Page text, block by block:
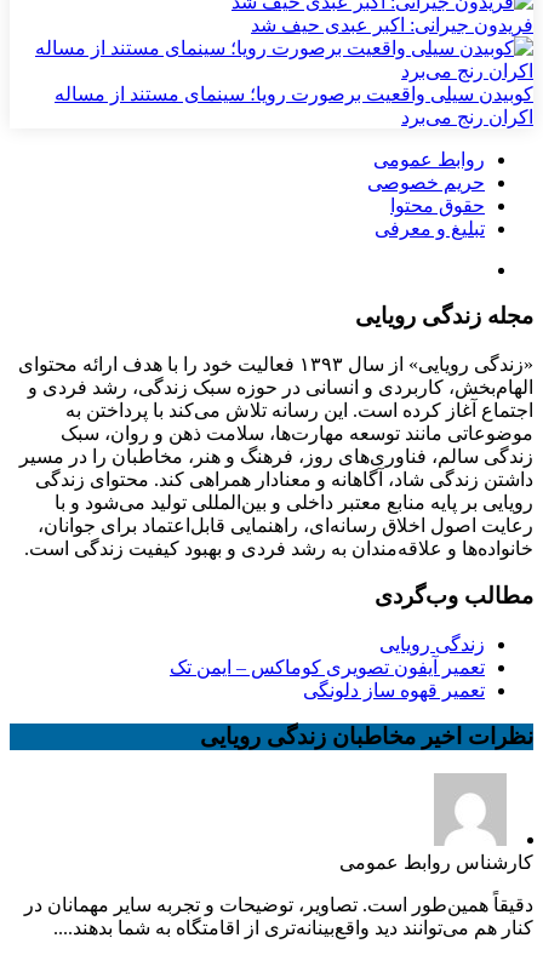
فریدون جیرانی: اکبر عبدی حیف شد
کوبیدن سیلی واقعیت برصورت رویا؛ سینمای مستند از مساله
اکران رنج می‌برد
روابط عمومی
حریم خصوصی
حقوق محتوا
تبلیغ و معرفی
مجله زندگی رویایی
«زندگی رویایی» از سال ۱۳۹۳ فعالیت خود را با هدف ارائه محتوای
الهام‌بخش، کاربردی و انسانی در حوزه سبک زندگی، رشد فردی و
اجتماع آغاز کرده است. این رسانه تلاش می‌کند با پرداختن به
موضوعاتی مانند توسعه مهارت‌ها، سلامت ذهن و روان، سبک
زندگی سالم، فناوری‌های روز، فرهنگ و هنر، مخاطبان را در مسیر
داشتن زندگی شاد، آگاهانه و معنادار همراهی کند. محتوای زندگی
رویایی بر پایه منابع معتبر داخلی و بین‌المللی تولید می‌شود و با
رعایت اصول اخلاق رسانه‌ای، راهنمایی قابل‌اعتماد برای جوانان،
خانواده‌ها و علاقه‌مندان به رشد فردی و بهبود کیفیت زندگی است.
مطالب وب‌گردی
زندگی رویایی
تعمیر آیفون تصویری کوماکس – ایمن تک
تعمیر قهوه ساز دلونگی
نظرات اخیر مخاطبان زندگی رویایی
کارشناس روابط عمومی
دقیقاً همین‌طور است. تصاویر، توضیحات و تجربه سایر مهمانان در
کنار هم می‌توانند دید واقع‌بینانه‌تری از اقامتگاه به شما بدهند....